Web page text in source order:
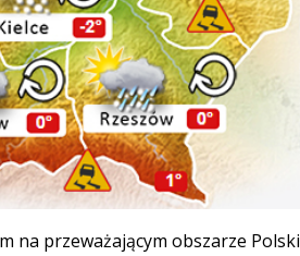
na przeważającym obszarze Polski